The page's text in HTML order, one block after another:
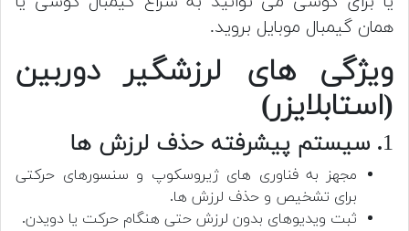
همان گیمبال موبایل بروید.
ویژگی های لرزشگیر دوربین
(استابلایزر)
1. سیستم پیشرفته حذف لرزش ها
مجهز به فناوری های ژیروسکوپ و سنسورهای حرکتی
برای تشخیص و حذف لرزش ها.
ثبت ویدیوهای بدون لرزش حتی هنگام حرکت یا دویدن.